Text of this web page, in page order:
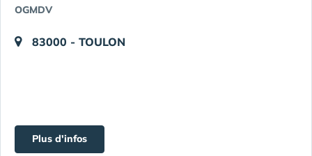
OGMDV
83000 - TOULON
Plus d'infos